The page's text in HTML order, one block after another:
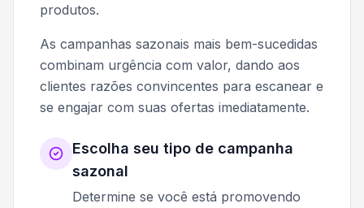
produtos.
As campanhas sazonais mais bem-sucedidas
combinam urgência com valor, dando aos
clientes razões convincentes para escanear e
se engajar com suas ofertas imediatamente.
Escolha seu tipo de campanha
sazonal
Determine se você está promovendo